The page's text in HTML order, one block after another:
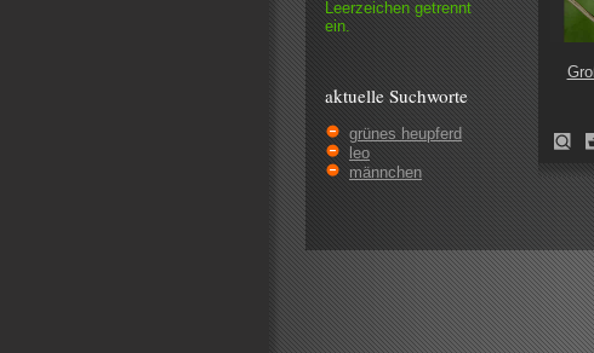
Leer­zeichen getrennt
ein.
aktuelle Suchworte
grünes heupferd
leo
männchen